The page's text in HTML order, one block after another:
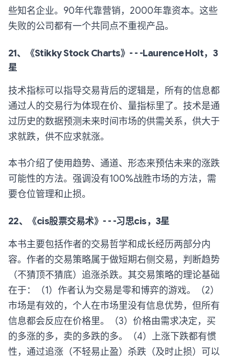
些知名企业。90年代靠营销，2000年靠资本。这些
失败的公司都有一个共同点不重视产品。
21、《Stikky Stock Charts》- - -Laurence Holt，3
星
技术指标可以指导交易背后的逻辑是，所有的信息都
通过人的交易行为体现在价、量指标里了。技术是通
过历史的数据预测未来时间市场的供需关系，供大于
求就跌，供不应求就涨。
本书介绍了使用趋势、通道、形态来预估未来的涨跌
可能性的方法。强调没有100%战胜市场的方法，需
要仓位管理和止损。
22、《cis股票交易术》- - -习思cis，3星
本书主要包括作者的交易哲学和成长经历两部分内
容。作者的交易策略属于做短期右侧交易，判断趋势
（不猜顶不猜底）追涨杀跌。其交易策略的理论基础
在于：（1）作者认为交易是零和博弈的游戏。（2）
市场是有效的，个人在市场里没有信息优势，但所有
信息都会反应在价格里。（3）价格由需求决定，买
的多涨的多，卖的多跌的多。（4）上涨下跌都有惯
性，通过追涨（不轻易止盈）杀跌（及时止损）可以